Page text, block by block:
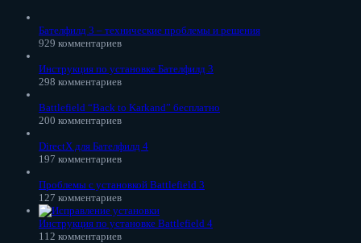
Бателфилд 3 – технические проблемы и решения
929 комментариев
Инструкция по установке Бателфилд 3
298 комментариев
Battlefield “Back to Karkand” бесплатно
200 комментариев
DirectX для Бателфилд 4
197 комментариев
Проблемы с установкой Battlefield 3
127 комментариев
Инструкция по установке Battlefield 4
112 комментариев